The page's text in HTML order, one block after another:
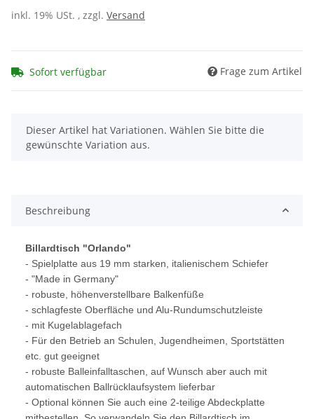
inkl. 19% USt. , zzgl. Versand
Sofort verfügbar Frage zum Artikel
x
Dieser Artikel hat Variationen. Wählen Sie bitte die
gewünschte Variation aus.
Beschreibung
Billardtisch "Orlando"
- Spielplatte aus 19 mm starken, italienischem Schiefer
- "Made in Germany"
- robuste, höhenverstellbare Balkenfüße
- schlagfeste Oberfläche und Alu-Rundumschutzleiste
- mit Kugelablagefach
- Für den Betrieb an Schulen, Jugendheimen, Sportstätten
etc. gut geeignet
- robuste Balleinfalltaschen, auf Wunsch aber auch mit
automatischen Ballrücklaufsystem lieferbar
- Optional können Sie auch eine 2-teilige Abdeckplatte